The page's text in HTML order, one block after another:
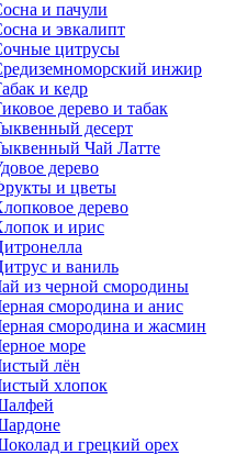
и пачули
и эвкалипт
цитрусы
инжир
и кедр
дерево и табак
десерт
Чай Латте
дерево
и цветы
дерево
и ирис
и ваниль
из черной смородины
смородина и анис
смородина и жасмин
море
лён
хлопок
и грецкий орех